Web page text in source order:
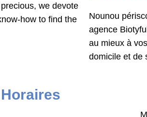
we devote
how to find the
Nounou
agence
au mieux à
domicile et de
Horaires